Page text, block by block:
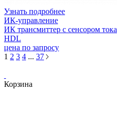
Узнать подробнее
ИК-управление
ИК трансмиттер с сенсором тока
HDL
цена по запросу
1 2 3 4 ... 37
Корзина